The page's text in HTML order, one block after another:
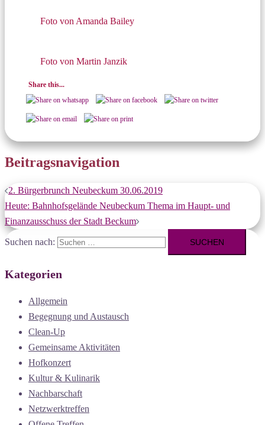
Foto von Amanda Bailey
Foto von Martin Janzik
Share this...
Beitragsnavigation
2. Bürgerbrunch Neubeckum 30.06.2019
Heute: Bahnhofsgelände Neubeckum Thema im Haupt- und
Finanzausschuss der Stadt Beckum
Suchen nach:
Kategorien
Allgemein
Begegnung und Austausch
Clean-Up
Gemeinsame Aktivitäten
Hofkonzert
Kultur & Kulinarik
Nachbarschaft
Netzwerktreffen